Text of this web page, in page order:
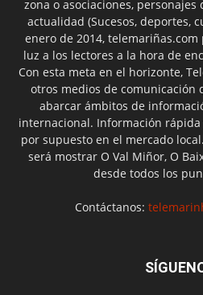
zona o asociaciones, personajes
actualidad (Sucesos, deportes,
enero de 2014,
luz a los lectores a la hora de
Con esta meta en el horizonte,
otros medios de comunicación
abarcar ámbitos de
internacional. Información
por supuesto en el mercado
será mostrar O Val Miñor, O
desde todos los
Contáctanos: